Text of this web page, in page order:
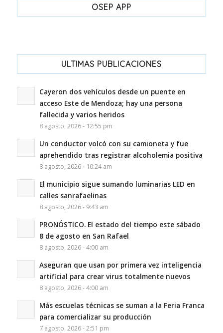
OSEP APP
ULTIMAS PUBLICACIONES
Cayeron dos vehículos desde un puente en
acceso Este de Mendoza; hay una persona
fallecida y varios heridos
8 agosto, 2026 - 12:55 pm
Un conductor volcó con su camioneta y fue
aprehendido tras registrar alcoholemia positiva
8 agosto, 2026 - 10:24 am
El municipio sigue sumando luminarias LED en
calles sanrafaelinas
8 agosto, 2026 - 9:43 am
PRONÓSTICO. El estado del tiempo este sábado
8 de agosto en San Rafael
8 agosto, 2026 - 4:00 am
Aseguran que usan por primera vez inteligencia
artificial para crear virus totalmente nuevos
8 agosto, 2026 - 4:00 am
Más escuelas técnicas se suman a la Feria Franca
para comercializar su producción
7 agosto, 2026 - 2:51 pm